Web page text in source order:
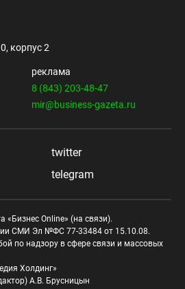
корпус 2
реклама
8 (843) 203-48-47
mir@business-gazeta.ru
twitter
telegram
«Бизнес Online» (на связи).
СМИ Эл №ФС 77-33484 от 15.10.08.
по надзору в сфере связи и массовых
Холдинг»
А.В. Брусницын